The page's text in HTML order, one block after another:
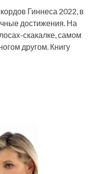
Гиннеса 2022, в
достижения. На
скакалке, самом
другом. Книгу